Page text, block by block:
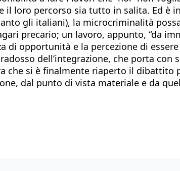
loro percorso sia tutto in salita. Ed è
gli italiani), la microcriminalità
precario; un lavoro, appunto, “da
di opportunità e la percezione di
dell’integrazione, che porta
che si è finalmente riaperto il dibattito
dal punto di vista materiale e da